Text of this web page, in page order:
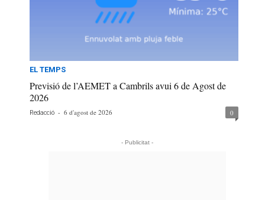
EL TEMPS
Previsió de l’AEMET a Cambrils avui 6 de Agost de
2026
Redacció - 6 d'agost de 2026 0
- Publicitat -